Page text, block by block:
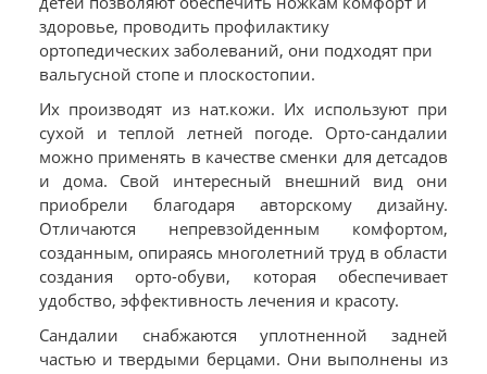
здоровье, проводить профилактику
ортопедических заболеваний, они подходят при
вальгусной стопе и плоскостопии.
Их производят из нат.кожи. Их используют при
сухой и теплой летней погоде. Орто-сандалии
можно применять в качестве сменки для детсадов
и дома. Свой интересный внешний вид они
приобрели благодаря авторскому дизайну.
Отличаются непревзойденным комфортом,
созданным, опираясь многолетний труд в области
создания орто-обуви, которая обеспечивает
удобство, эффективность лечения и красоту.
Сандалии снабжаются уплотненной задней
частью и твердыми берцами. Они выполнены из